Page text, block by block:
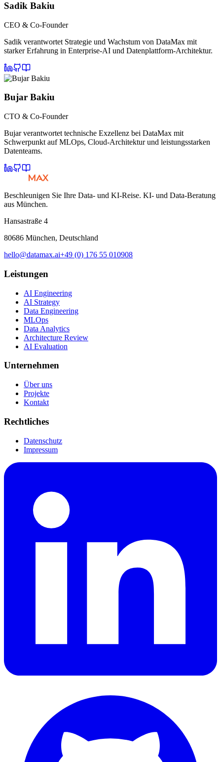
Sadik Bakiu
CEO & Co-Founder
Sadik verantwortet Strategie und Wachstum von DataMax mit
starker Erfahrung in Enterprise-AI und Datenplattform-Architektur.
Bujar Bakiu
CTO & Co-Founder
Bujar verantwortet technische Exzellenz bei DataMax mit
Schwerpunkt auf MLOps, Cloud-Architektur und leistungsstarken
Datenteams.
Beschleunigen Sie Ihre Data- und KI-Reise. KI- und Data-Beratung
aus München.
Hansastraße 4
80686 München, Deutschland
hello@datamax.ai+49 (0) 176 55 010908
Leistungen
AI Engineering
AI Strategy
Data Engineering
MLOps
Data Analytics
Architecture Review
AI Evaluation
Unternehmen
Über uns
Projekte
Kontakt
Rechtliches
Datenschutz
Impressum